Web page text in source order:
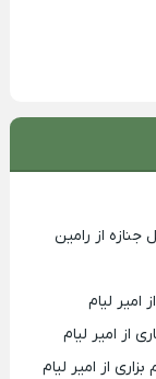
از رامین
لیام
از امیر لیام
از امیر لیام